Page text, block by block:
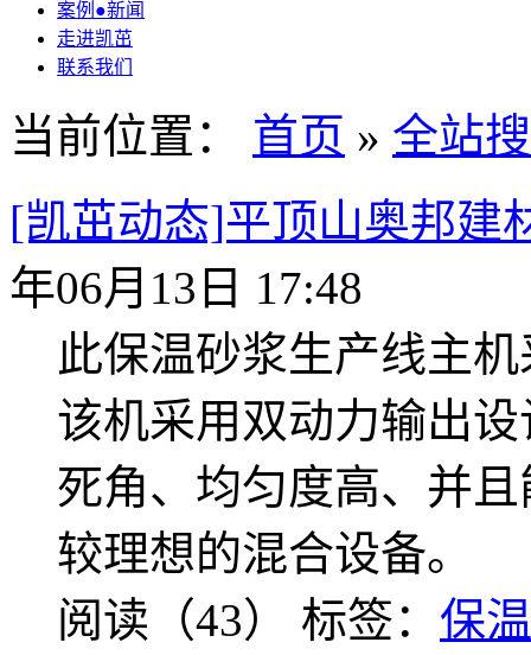
案例●新闻
走进凯茁
联系我们
当前位置： 首页 » 全站
[凯茁动态]平顶山奥邦建
年06月13日 17:48
此保温砂浆生产线主
该机采用双动力输出
死角、均匀度高、并
较理想的混合设备。
阅读（43） 标签： 保